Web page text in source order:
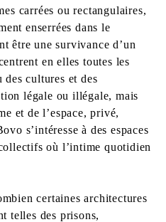
carrées ou rectangulaires,
enserrées dans le
être une survivance d’un
en elles toutes les
des cultures et des
légale ou illégale, mais
et de l’espace, privé,
s’intéresse à des espaces
où l’intime quotidien
certaines architectures
telles des prisons,